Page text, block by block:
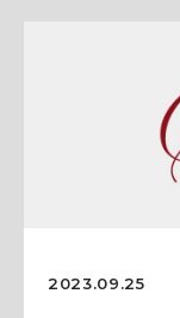
2023.09.25